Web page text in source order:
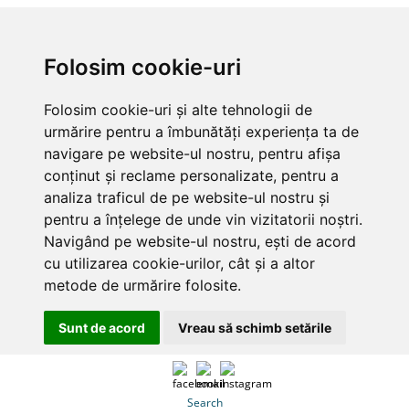
Folosim cookie-uri
Folosim cookie-uri și alte tehnologii de
urmărire pentru a îmbunătăți experiența ta de
navigare pe website-ul nostru, pentru afișa
conținut și reclame personalizate, pentru a
analiza traficul de pe website-ul nostru și
pentru a înțelege de unde vin vizitatorii noștri.
Navigând pe website-ul nostru, ești de acord
cu utilizarea cookie-urilor, cât și a altor
metode de urmărire folosite.
Sunt de acord Vreau să schimb setările
Search